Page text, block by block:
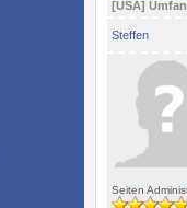
[USA]
Steffen
Seiten